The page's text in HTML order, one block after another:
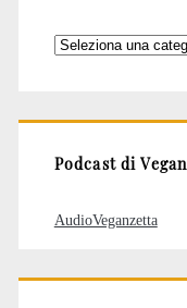
Categorie
Podcast di
AudioVeganzetta